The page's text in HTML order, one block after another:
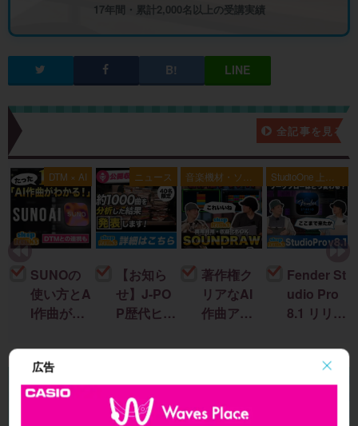
広告
17年間・累計2,000名以上の受講実績
新着記事一覧 全記事を見る
DTM × AI
SUNOの
使い方とA
I作曲がわ
楽曲制作
に生成AI
を取り入
New!2026/08/02
ニュース
【お知ら
せ】J-PO
P歴代ヒッ
TM分
開収録イ
ベント開
音楽機材・ソフ
ト
著作権ク
リアなAI
作曲アプ
NDRAW
ac・iOSで
BGMを簡
StudioOne 上級
者編
Fender St
udio Pro
8.1 リリー
能＆改善
点まとめ
2026/07/19